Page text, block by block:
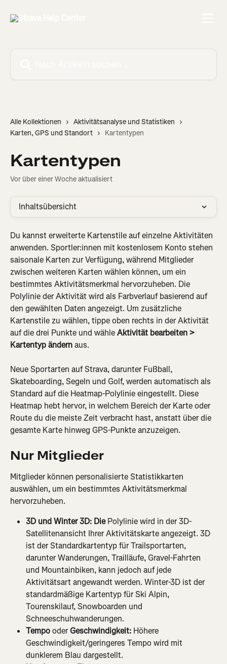
Alle Kollektionen
Aktivitätsanalyse und Statistiken
Karten, GPS und Standort
Kartentypen
Kartentypen
Vor über einer Woche aktualisiert
Inhaltsübersicht
Du kannst erweiterte Kartenstile auf einzelne Aktivitäten
anwenden. Sportler:innen mit kostenlosem Konto stehen
saisonale Karten zur Verfügung, während Mitglieder
zwischen weiteren Karten wählen können, um ein
bestimmtes Aktivitätsmerkmal hervorzuheben. Die
Polylinie der Aktivität wird als Farbverlauf basierend auf
den gewählten Daten angezeigt. Um zusätzliche
Kartenstile zu wählen, tippe oben rechts in der Aktivität
auf die drei Punkte und wähle Aktivität bearbeiten >
Kartentyp ändern aus.
Neue Sportarten auf Strava, darunter Fußball,
Skateboarding, Segeln und Golf, werden automatisch als
Standard auf die Heatmap-Polylinie eingestellt. Diese
Heatmap hebt hervor, in welchem Bereich der Karte oder
Route du die meiste Zeit verbracht hast, anstatt über die
gesamte Karte hinweg GPS-Punkte anzuzeigen.
Nur Mitglieder
Mitglieder können personalisierte Statistikkarten
auswählen, um ein bestimmtes Aktivitätsmerkmal
hervorzuheben.
3D und Winter 3D: Die Polylinie wird in der 3D-
Satellitenansicht Ihrer Aktivitätskarte angezeigt. 3D
ist der Standardkartentyp für Trailsportarten,
darunter Wanderungen, Trailläufe, Gravel-Fahrten
und Mountainbiken, kann jedoch auf jede
Aktivitätsart angewandt werden. Winter-3D ist der
standardmäßige Kartentyp für Ski Alpin,
Tourenskilauf, Snowboarden und
Schneeschuhwanderungen.
Tempo oder Geschwindigkeit: Höhere
Geschwindigkeit/geringeres Tempo wird mit
dunklerem Blau dargestellt.